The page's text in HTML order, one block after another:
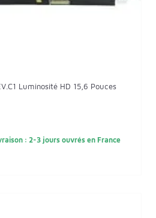
Luminosité HD 15,6 Pouces
: 2-3 jours ouvrés en France